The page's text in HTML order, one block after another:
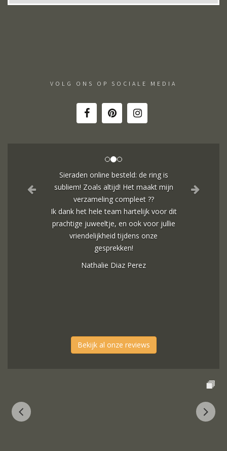
VOLG ONS OP SOCIALE MEDIA
Sieraden online besteld: de ring is
subliem! Zoals altijd! Het maakt mijn
verzameling compleet ??
Ik dank het hele team hartelijk voor dit
prachtige juweeltje, en ook voor jullie
vriendelijkheid tijdens onze
gesprekken!
Nathalie Diaz Perez
Bekijk al onze reviews